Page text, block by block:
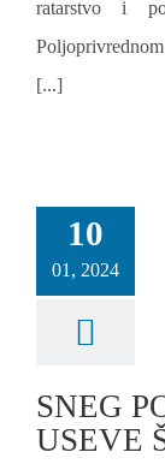
ratarstvo i
[...]
10
01, 2024
SNEG
USEVE